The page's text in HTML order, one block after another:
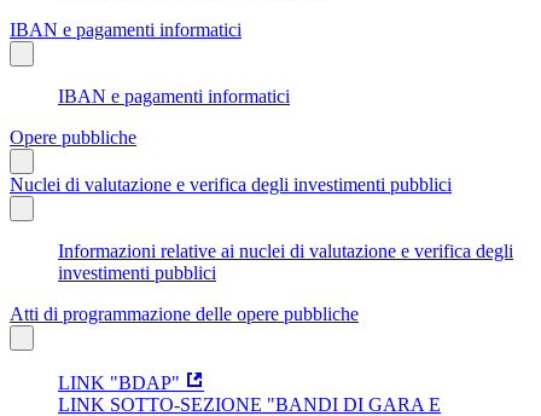
IBAN e pagamenti informatici
IBAN e pagamenti informatici
Opere pubbliche
Nuclei di valutazione e verifica degli investimenti pubblici
Informazioni relative ai nuclei di valutazione e verifica degli
investimenti pubblici
Atti di programmazione delle opere pubbliche
LINK "BDAP"
LINK SOTTO-SEZIONE "BANDI DI GARA E